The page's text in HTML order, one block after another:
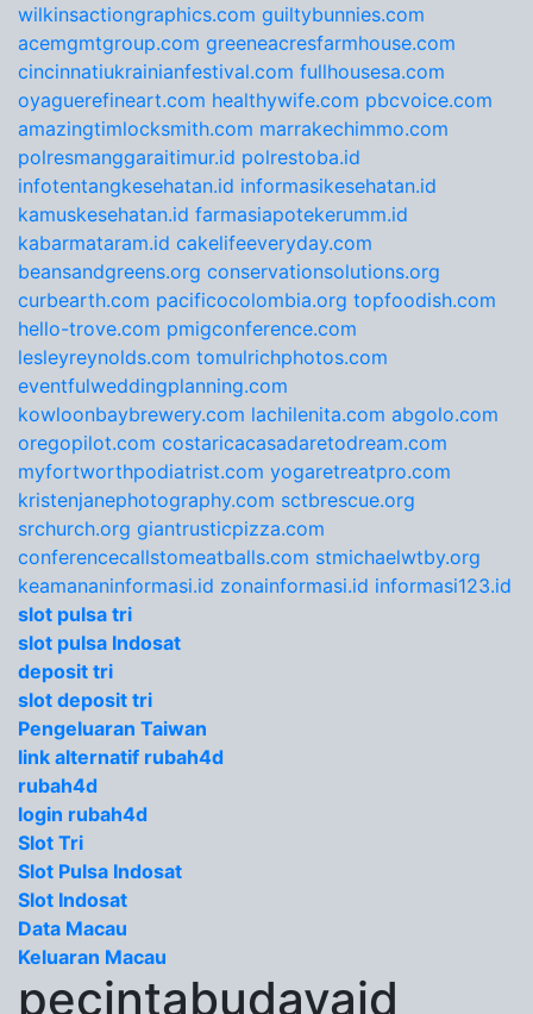
wilkinsactiongraphics.com guiltybunnies.com
acemgmtgroup.com greeneacresfarmhouse.com
cincinnatiukrainianfestival.com fullhousesa.com
oyaguerefineart.com healthywife.com pbcvoice.com
amazingtimlocksmith.com marrakechimmo.com
polresmanggaraitimur.id polrestoba.id
infotentangkesehatan.id informasikesehatan.id
kamuskesehatan.id farmasiapotekerumm.id
kabarmataram.id cakelifeeveryday.com
beansandgreens.org conservationsolutions.org
curbearth.com pacificocolombia.org topfoodish.com
hello-trove.com pmigconference.com
lesleyreynolds.com tomulrichphotos.com
eventfulweddingplanning.com
kowloonbaybrewery.com lachilenita.com abgolo.com
oregopilot.com costaricacasadaretodream.com
myfortworthpodiatrist.com yogaretreatpro.com
kristenjanephotography.com sctbrescue.org
srchurch.org giantrusticpizza.com
conferencecallstomeatballs.com stmichaelwtby.org
keamananinformasi.id zonainformasi.id informasi123.id
slot pulsa tri
slot pulsa Indosat
deposit tri
slot deposit tri
Pengeluaran Taiwan
link alternatif rubah4d
rubah4d
login rubah4d
Slot Tri
Slot Pulsa Indosat
Slot Indosat
Data Macau
Keluaran Macau
pecintabudayaid